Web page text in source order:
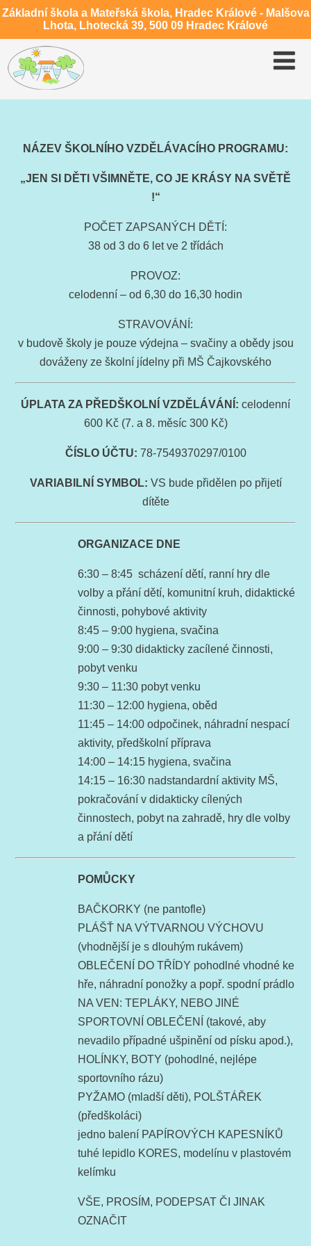
Základní škola a Mateřská škola, Hradec Králové - Malšova
Lhota, Lhotecká 39, 500 09 Hradec Králové
NÁZEV ŠKOLNÍHO VZDĚLÁVACÍHO PROGRAMU:
„JEN SI DĚTI VŠIMNĚTE, CO JE KRÁSY NA SVĚTĚ
!“
POČET ZAPSANÝCH DĚTÍ:
38 od 3 do 6 let ve 2 třídách
PROVOZ:
celodenní – od 6,30 do 16,30 hodin
STRAVOVÁNÍ:
v budově školy je pouze výdejna – svačiny a obědy jsou
dováženy ze školní jídelny při MŠ Čajkovského
ÚPLATA ZA PŘEDŠKOLNÍ VZDĚLÁVÁNÍ: celodenní
600 Kč (7. a 8. měsíc 300 Kč)
ČÍSLO ÚČTU: 78-7549370297/0100
VARIABILNÍ SYMBOL: VS bude přidělen po přijetí
dítěte
ORGANIZACE DNE
6:30 – 8:45 scházení dětí, ranní hry dle
volby a přání dětí, komunitní kruh, didaktické
činnosti, pohybové aktivity
8:45 – 9:00 hygiena, svačina
9:00 – 9:30 didakticky zacílené činnosti,
pobyt venku
9:30 – 11:30 pobyt venku
11:30 – 12:00 hygiena, oběd
11:45 – 14:00 odpočinek, náhradní nespací
aktivity, předškolní příprava
14:00 – 14:15 hygiena, svačina
14:15 – 16:30 nadstandardní aktivity MŠ,
pokračování v didakticky cílených
činnostech, pobyt na zahradě, hry dle volby
a přání dětí
POMŮCKY
BAČKORKY (ne pantofle)
PLÁŠŤ NA VÝTVARNOU VÝCHOVU
(vhodnější je s dlouhým rukávem)
OBLEČENÍ DO TŘÍDY pohodlné vhodné ke
hře, náhradní ponožky a popř. spodní prádlo
NA VEN: TEPLÁKY, NEBO JINÉ
SPORTOVNÍ OBLEČENÍ (takové, aby
nevadilo případné ušpinění od písku apod.),
HOLÍNKY, BOTY (pohodlné, nejlépe
sportovního rázu)
PYŽAMO (mladší děti), POLŠTÁŘEK
(předškoláci)
jedno balení PAPÍROVÝCH KAPESNÍKŮ
tuhé lepidlo KORES, modelínu v plastovém
kelímku
VŠE, PROSÍM, PODEPSAT ČI JINAK
OZNAČIT